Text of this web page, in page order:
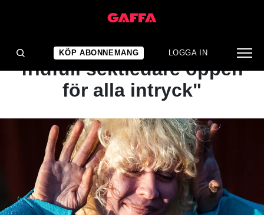
KÖP ABONNEMANG LOGGA IN
INTERVJU
Sibille Attar: "En
fridfull sektledare öppen
för alla intryck"